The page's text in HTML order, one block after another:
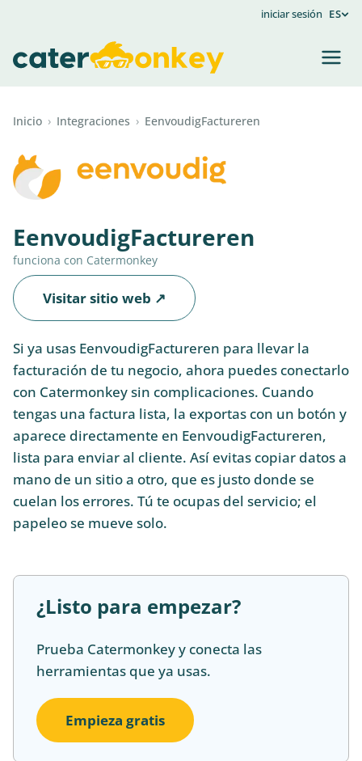
iniciar sesión ES
Inicio › Integraciones › EenvoudigFactureren
EenvoudigFactureren
funciona con Catermonkey
Visitar sitio web ↗
Si ya usas EenvoudigFactureren para llevar la
facturación de tu negocio, ahora puedes conectarlo
con Catermonkey sin complicaciones. Cuando
tengas una factura lista, la exportas con un botón y
aparece directamente en EenvoudigFactureren,
lista para enviar al cliente. Así evitas copiar datos a
mano de un sitio a otro, que es justo donde se
cuelan los errores. Tú te ocupas del servicio; el
papeleo se mueve solo.
¿Listo para empezar?
Prueba Catermonkey y conecta las
herramientas que ya usas.
Empieza gratis